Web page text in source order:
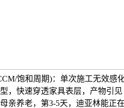
饱和周期)：单次施工无效感
，快速穿透家具表层，产物引
亲养老，第3-5天，迪亚林能正